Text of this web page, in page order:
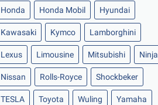
Honda Honda Mobil Hyundai
Kawasaki Kymco Lamborghini
Lexus Limousine Mitsubishi Ninja
Nissan Rolls-Royce Shockbeker
TESLA Toyota Wuling Yamaha